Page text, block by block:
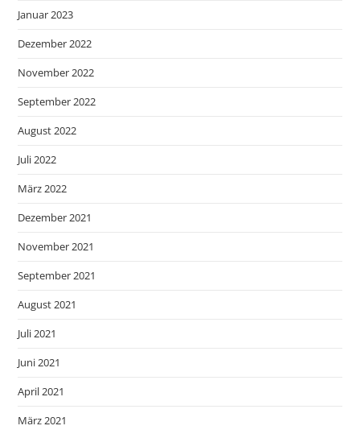
Januar 2023
Dezember 2022
November 2022
September 2022
August 2022
Juli 2022
März 2022
Dezember 2021
November 2021
September 2021
August 2021
Juli 2021
Juni 2021
April 2021
März 2021